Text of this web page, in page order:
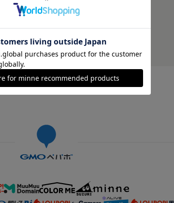
会社概要 採用情報 メディアキット
Pepabo, Inc. All rights reserved.